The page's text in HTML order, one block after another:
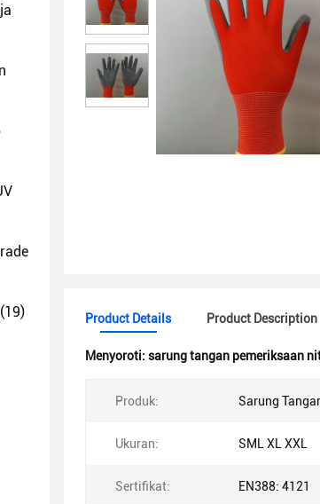
(19) Product Details Product Description
Menyoroti: sarung tangan pemeriksaan
Produk: Sarung
Ukuran: SML XL XXL
Sertifikat: EN388: 4121